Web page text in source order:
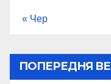
« Чер
ПОПЕРЕДНЯ